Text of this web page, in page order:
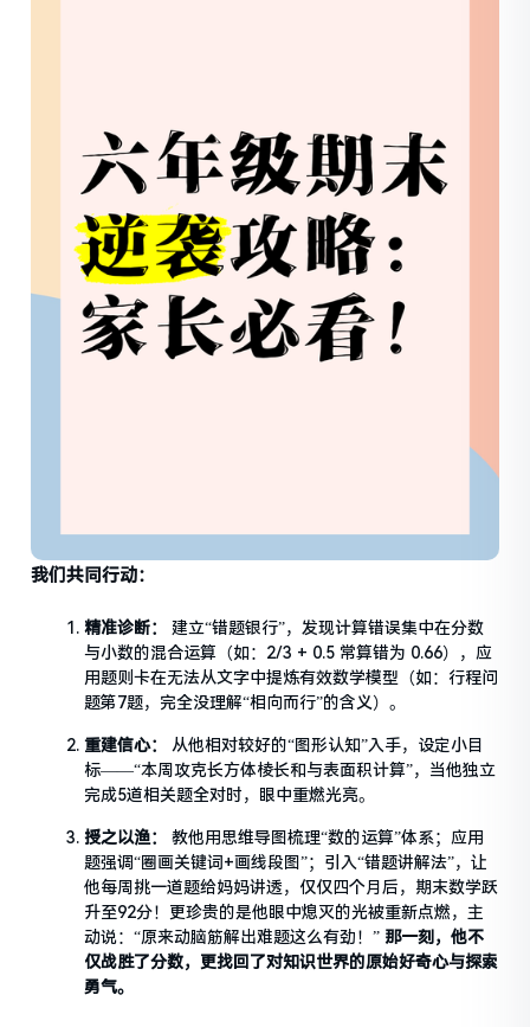
我们共同行动：
精准诊断：
建立“错题银行”，发现计算错误集中在分数
与小数的混合运算（如：2/3 + 0.5 常算错为 0.66），应
用题则卡在无法从文字中提炼有效数学模型（如：行程问
题第7题，完全没理解“相向而行”的含义）。
重建信心：
从他相对较好的“图形认知”入手，设定小目
标——“本周攻克长方体棱长和与表面积计算”，当他独立
完成5道相关题全对时，眼中重燃光亮。
授之以渔：
教他用思维导图梳理“数的运算”体系；应用
题强调“圈画关键词+画线段图”；引入“错题讲解法”，让
他每周挑一道题给妈妈讲透，仅仅四个月后，期末数学跃
升至92分！更珍贵的是他眼中熄灭的光被重新点燃，主
动说：“原来动脑筋解出难题这么有劲！”那一刻，他不
仅战胜了分数，更找回了对知识世界的原始好奇心与探索
勇气。